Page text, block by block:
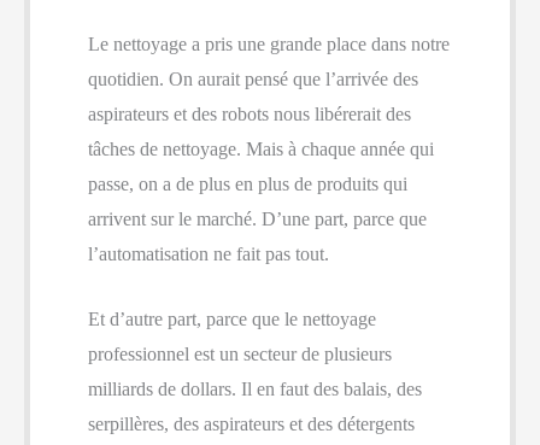
Le nettoyage a pris une grande place dans notre
quotidien. On aurait pensé que l’arrivée des
aspirateurs et des robots nous libérerait des
tâches de nettoyage. Mais à chaque année qui
passe, on a de plus en plus de produits qui
arrivent sur le marché. D’une part, parce que
l’automatisation ne fait pas tout.
Et d’autre part, parce que le nettoyage
professionnel est un secteur de plusieurs
milliards de dollars. Il en faut des balais, des
serpillères, des aspirateurs et des détergents